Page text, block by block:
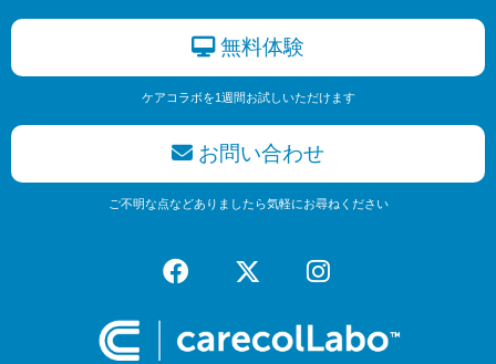
無料体験
ケアコラボを1週間お試しいただけます
お問い合わせ
ご不明な点などありましたら気軽にお尋ねください